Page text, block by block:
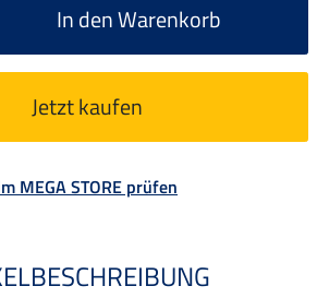
In den Warenkorb
Jetzt kaufen
MEGA STORE prüfen